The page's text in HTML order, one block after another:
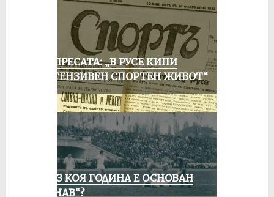
ОТ ПРЕСАТА: „В РУСЕ КИПИ
ИНТЕНЗИВЕН СПОРТЕН ЖИВОТ“
ПРЕЗ КОЯ ГОДИНА Е ОСНОВАН
„ДУНАВ“?